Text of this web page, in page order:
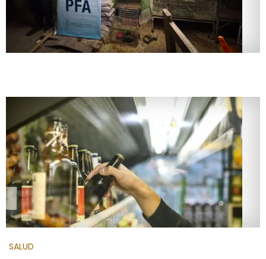
SALUD